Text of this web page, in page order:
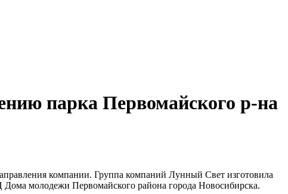
парка Первомайского р-на
компании. Группа компаний Лунный Свет изготовила
молодежи Первомайского района города Новосибирска.